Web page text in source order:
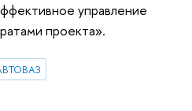
управление
проекта».